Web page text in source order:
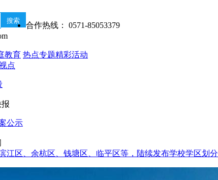
合作热线： 0571-85053379
教育 热点专题精彩活动
点
公示
江区、余杭区、钱塘区、临平区等，陆续发布学校学区划